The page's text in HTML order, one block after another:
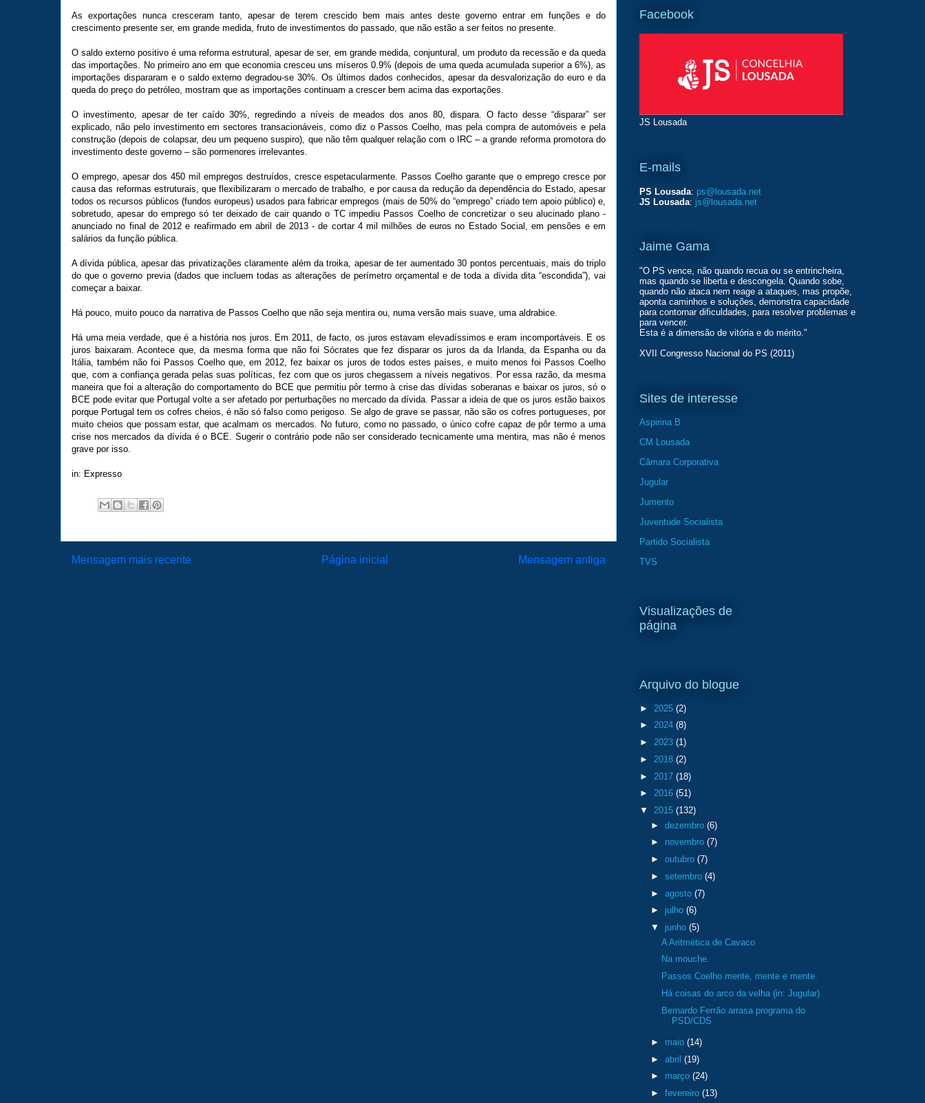
As exportações nunca cresceram tanto, apesar de terem crescido bem mais antes deste governo entrar em funções e do
crescimento presente ser, em grande medida, fruto de investimentos do passado, que não estão a ser feitos no presente.
O saldo externo positivo é uma reforma estrutural, apesar de ser, em grande medida, conjuntural, um produto da recessão e da queda
das importações. No primeiro ano em que economia cresceu uns míseros 0.9% (depois de uma queda acumulada superior a 6%), as
importações dispararam e o saldo externo degradou-se 30%. Os últimos dados conhecidos, apesar da desvalorização do euro e da
queda do preço do petróleo, mostram que as importações continuam a crescer bem acima das exportações.
O investimento, apesar de ter caído 30%, regredindo a níveis de meados dos anos 80, dispara. O facto desse “disparar” ser
explicado, não pelo investimento em sectores transacionáveis, como diz o Passos Coelho, mas pela compra de automóveis e pela
construção (depois de colapsar, deu um pequeno suspiro), que não têm qualquer relação com o IRC – a grande reforma promotora do
investimento deste governo – são pormenores irrelevantes.
O emprego, apesar dos 450 mil empregos destruídos, cresce espetacularmente. Passos Coelho garante que o emprego cresce por
causa das reformas estruturais, que flexibilizaram o mercado de trabalho, e por causa da redução da dependência do Estado, apesar
todos os recursos públicos (fundos europeus) usados para fabricar empregos (mais de 50% do “emprego” criado tem apoio público) e,
sobretudo, apesar do emprego só ter deixado de cair quando o TC impediu Passos Coelho de concretizar o seu alucinado plano -
anunciado no final de 2012 e reafirmado em abril de 2013 - de cortar 4 mil milhões de euros no Estado Social, em pensões e em
salários da função pública.
A dívida pública, apesar das privatizações claramente além da troika, apesar de ter aumentado 30 pontos percentuais, mais do triplo
do que o governo previa (dados que incluem todas as alterações de perímetro orçamental e de toda a dívida dita “escondida”), vai
começar a baixar.
Há pouco, muito pouco da narrativa de Passos Coelho que não seja mentira ou, numa versão mais suave, uma aldrabice.
Há uma meia verdade, que é a história nos juros. Em 2011, de facto, os juros estavam elevadíssimos e eram incomportáveis. E os
juros baixaram. Acontece que, da mesma forma que não foi Sócrates que fez disparar os juros da da Irlanda, da Espanha ou da
Itália, também não foi Passos Coelho que, em 2012, fez baixar os juros de todos estes países, e muito menos foi Passos Coelho
que, com a confiança gerada pelas suas políticas, fez com que os juros chegassem a níveis negativos. Por essa razão, da mesma
maneira que foi a alteração do comportamento do BCE que permitiu pôr termo à crise das dívidas soberanas e baixar os juros, só o
BCE pode evitar que Portugal volte a ser afetado por perturbações no mercado da dívida. Passar a ideia de que os juros estão baixos
porque Portugal tem os cofres cheios, é não só falso como perigoso. Se algo de grave se passar, não são os cofres portugueses, por
muito cheios que possam estar, que acalmam os mercados. No futuro, como no passado, o único cofre capaz de pôr termo a uma
crise nos mercados da dívida é o BCE. Sugerir o contrário pode não ser considerado tecnicamente uma mentira, mas não é menos
grave por isso.
in: Expresso
Mensagem mais recente Mensagem antiga
Página inicial
Facebook
JS Lousada
E-mails
PS Lousada: ps@lousada.net
JS Lousada: js@lousada.net
Jaime Gama
"O PS vence, não quando recua ou se entrincheira,
mas quando se liberta e descongela. Quando sobe,
quando não ataca nem reage a ataques, mas propõe,
aponta caminhos e soluções, demonstra capacidade
para contornar dificuldades, para resolver problemas e
para vencer.
Esta é a dimensão de vitória e do mérito."
XVII Congresso Nacional do PS (2011)
Sites de interesse
Aspirina B
CM Lousada
Câmara Corporativa
Jugular
Jumento
Juventude Socialista
Partido Socialista
TVS
Visualizações de
página
Arquivo do blogue
► 2025 (2)
► 2024 (8)
► 2023 (1)
► 2018 (2)
► 2017 (18)
► 2016 (51)
▼ 2015 (132)
► dezembro (6)
► novembro (7)
► outubro (7)
► setembro (4)
► agosto (7)
► julho (6)
▼ junho (5)
A Aritmética de Cavaco
Na mouche.
Passos Coelho mente, mente e mente.
Há coisas do arco da velha (in: Jugular)
Bernardo Ferrão arrasa programa do
PSD/CDS
► maio (14)
► abril (19)
► março (24)
► fevereiro (13)